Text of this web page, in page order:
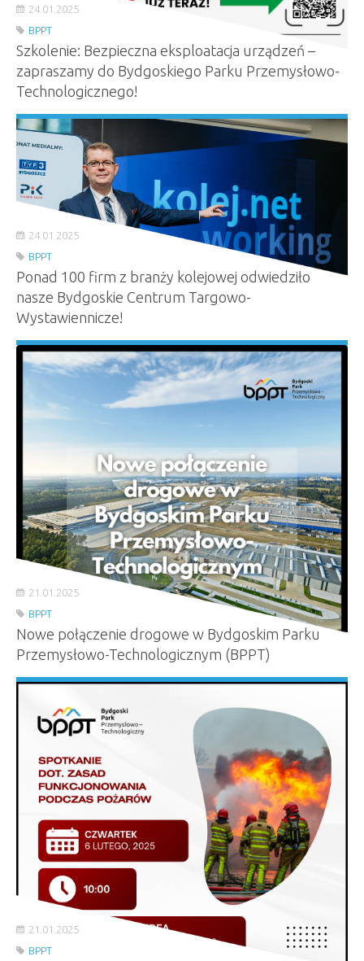
24.01.2025
BPPT
Szkolenie: Bezpieczna eksploatacja urządzeń –
zapraszamy do Bydgoskiego Parku Przemysłowo-
Technologicznego!
24.01.2025
BPPT
Ponad 100 firm z branży kolejowej odwiedziło
nasze Bydgoskie Centrum Targowo-
Wystawiennicze!
21.01.2025
BPPT
Nowe połączenie drogowe w Bydgoskim Parku
Przemysłowo-Technologicznym (BPPT)
21.01.2025
BPPT